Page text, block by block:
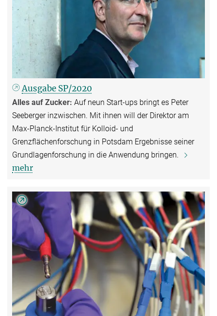
Ausgabe SP/2020
Alles auf Zucker: Auf neun Start-ups bringt es Peter
Seeberger inzwischen. Mit ihnen will der Direktor am
Max-Planck-Institut für Kolloid- und
Grenzflächenforschung in Potsdam Ergebnisse seiner
Grundlagenforschung in die Anwendung bringen.
mehr